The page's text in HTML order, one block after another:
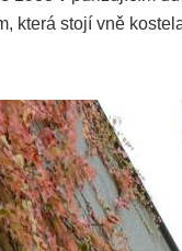
která stojí vně